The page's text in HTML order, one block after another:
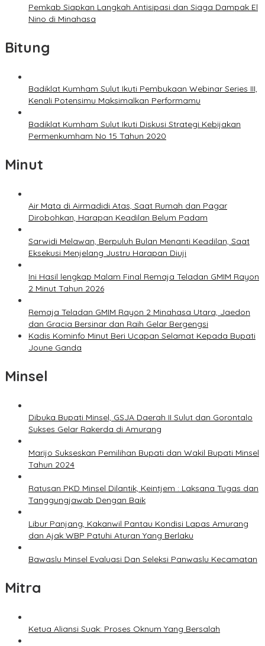
Pemkab Siapkan Langkah Antisipasi dan Siaga Dampak El
Nino di Minahasa
Bitung
Badiklat Kumham Sulut Ikuti Pembukaan Webinar Series III,
Kenali Potensimu Maksimalkan Performamu
Badiklat Kumham Sulut Ikuti Diskusi Strategi Kebijakan
Permenkumham No 15 Tahun 2020
Minut
Air Mata di Airmadidi Atas, Saat Rumah dan Pagar
Dirobohkan, Harapan Keadilan Belum Padam
Sarwidi Melawan, Berpuluh Bulan Menanti Keadilan, Saat
Eksekusi Menjelang Justru Harapan Diuji
Ini Hasil lengkap Malam Final Remaja Teladan GMIM Rayon
2 Minut Tahun 2026
Remaja Teladan GMIM Rayon 2 Minahasa Utara, Jaedon
dan Gracia Bersinar dan Raih Gelar Bergengsi
Kadis Kominfo Minut Beri Ucapan Selamat Kepada Bupati
Joune Ganda
Minsel
Dibuka Bupati Minsel, GSJA Daerah II Sulut dan Gorontalo
Sukses Gelar Rakerda di Amurang
Marijo Sukseskan Pemilihan Bupati dan Wakil Bupati Minsel
Tahun 2024
Ratusan PKD Minsel Dilantik, Keintjem : Laksana Tugas dan
Tanggungjawab Dengan Baik
Libur Panjang, Kakanwil Pantau Kondisi Lapas Amurang
dan Ajak WBP Patuhi Aturan Yang Berlaku
Bawaslu Minsel Evaluasi Dan Seleksi Panwaslu Kecamatan
Mitra
Ketua Aliansi Suak: Proses Oknum Yang Bersalah